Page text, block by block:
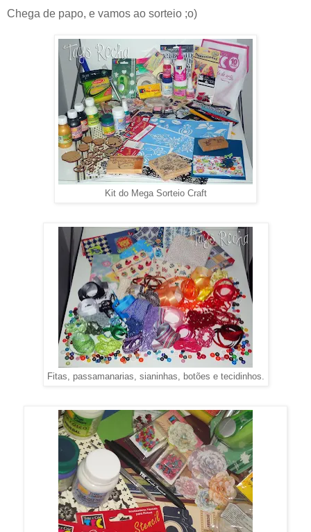
Chega de papo, e vamos ao sorteio ;o)
Kit do Mega Sorteio Craft
Fitas, passamanarias, sianinhas, botões e tecidinhos.